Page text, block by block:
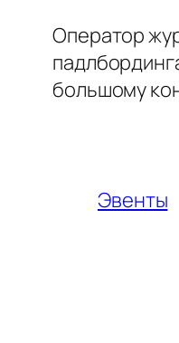
Оператор
большому
Эвенты